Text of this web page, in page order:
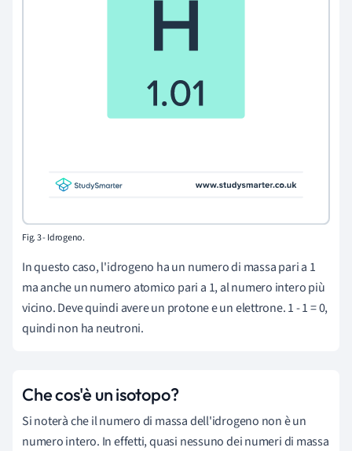
Fig. 3 - Idrogeno.
In questo caso, l'idrogeno ha un numero di massa pari a 1
ma anche un numero atomico pari a 1, al numero intero più
vicino. Deve quindi avere un protone e un elettrone. 1 - 1 = 0,
quindi non ha neutroni.
Che cos'è un isotopo?
Si noterà che il numero di massa dell'idrogeno non è un
numero intero. In effetti, quasi nessuno dei numeri di massa